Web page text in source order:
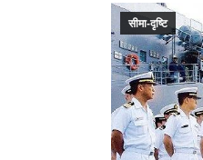
सीमा-दृष्टि